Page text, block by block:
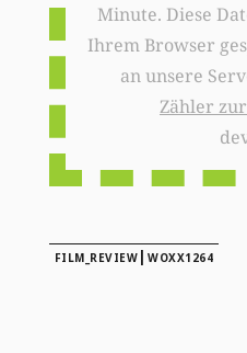
Minute. Diese
Ihrem Browser
an unsere
Zähler
FILM_REVIEW |WOXX1264